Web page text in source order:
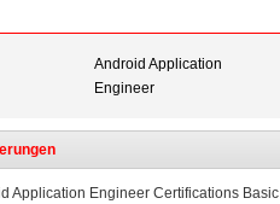
Android Application
Engineer
Application Engineer Certifications Basic